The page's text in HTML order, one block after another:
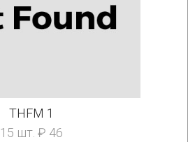
THFM 1
15 шт. ₽ 46